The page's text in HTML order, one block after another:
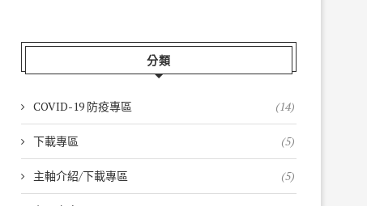
分類
COVID-19 防疫專區 (14)
下載專區 (5)
主軸介紹/下載專區 (5)